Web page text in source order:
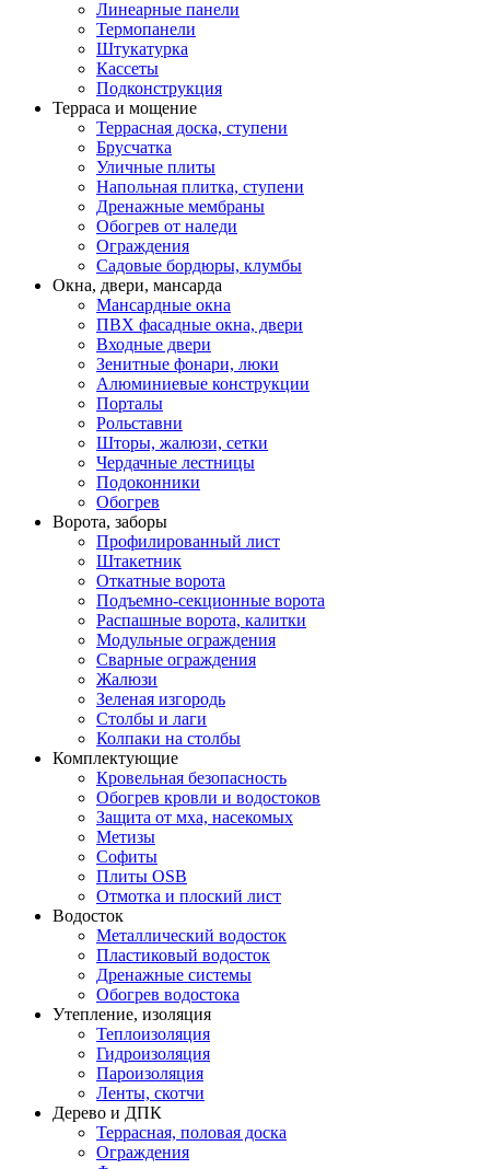
Линеарные панели
Термопанели
Штукатурка
Кассеты
Подконструкция
Терраса и мощение
Террасная доска, ступени
Брусчатка
Уличные плиты
Напольная плитка, ступени
Дренажные мембраны
Обогрев от наледи
Ограждения
Садовые бордюры, клумбы
Окна, двери, мансарда
Мансардные окна
ПВХ фасадные окна, двери
Входные двери
Зенитные фонари, люки
Алюминиевые конструкции
Порталы
Рольставни
Шторы, жалюзи, сетки
Чердачные лестницы
Подоконники
Обогрев
Ворота, заборы
Профилированный лист
Штакетник
Откатные ворота
Подъемно-секционные ворота
Распашные ворота, калитки
Модульные ограждения
Сварные ограждения
Жалюзи
Зеленая изгородь
Столбы и лаги
Колпаки на столбы
Комплектующие
Кровельная безопасность
Обогрев кровли и водостоков
Защита от мха, насекомых
Метизы
Софиты
Плиты OSB
Отмотка и плоский лист
Водосток
Металлический водосток
Пластиковый водосток
Дренажные системы
Обогрев водостока
Утепление, изоляция
Теплоизоляция
Гидроизоляция
Пароизоляция
Ленты, скотчи
Дерево и ДПК
Террасная, половая доска
Ограждения